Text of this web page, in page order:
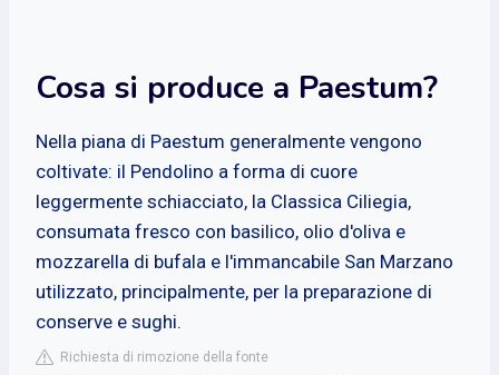
Cosa si produce a Paestum?
Nella piana di Paestum generalmente vengono
coltivate: il Pendolino a forma di cuore
leggermente schiacciato, la Classica Ciliegia,
consumata fresco con basilico, olio d'oliva e
mozzarella di bufala e l'immancabile San Marzano
utilizzato, principalmente, per la preparazione di
conserve e sughi.
Richiesta di rimozione della fonte